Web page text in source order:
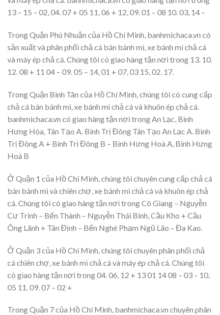
13 – 15 – 02, 04. 07 + 05 11, 06 + 12, 09. 01 – 08 10. 03, 14 –
Trong Quận Phú Nhuận của Hồ Chí Minh, banhmichaca.vn có
sản xuất và phân phối chả cá bán bánh mì, xe bánh mì chả cá
và máy ép chả cá. Chúng tôi có giao hàng tận nơi trong 13. 10.
12. 08 + 11 04 – 09. 05 – 14, 01 + 07, 03 15, 02. 17.
Trong Quận Bình Tân của Hồ Chí Minh, chúng tôi có cung cấp
chả cá bán bánh mì, xe bánh mì chả cá và khuôn ép chả cá.
banhmichaca.vn có giao hàng tận nơi trong An Lạc, Bình
Hưng Hòa, Tân Tạo A. Bình Trị Đông Tân Tạo An Lạc A. Bình
Trị Đông A + Bình Trị Đông B – Binh Hưng Hoà A, Binh Hưng
Hoà B
Ở Quận 1 của Hồ Chí Minh, chúng tôi chuyên cung cấp chả cá
bán bánh mì và chiên chợ, xe bánh mì chả cá và khuôn ép chả
cá. Chúng tôi có giao hàng tận nơi trong Cô Giang – Nguyễn
Cư Trinh – Bến Thành – Nguyễn Thái Bình, Cầu Kho + Cầu
Ông Lãnh + Tân Định – Bến Nghé Phạm Ngũ Lão – Đa Kao.
Ở Quận 3 của Hồ Chí Minh, chúng tôi chuyên phân phối chả
cá chiên chợ, xe bánh mì chả cá và máy ép chả cá. Chúng tôi
có giao hàng tận nơi trong 04. 06, 12 + 13 01 14 08 – 03 – 10,
05 11. 09. 07 – 02 +
Trong Quận 7 của Hồ Chí Minh, banhmichaca.vn chuyên phân